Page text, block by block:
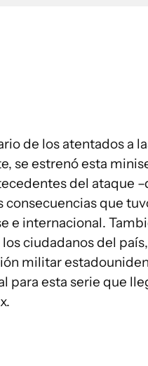
de los atentados a
se estrenó esta
del ataque
consecuencias que
e internacional.
ciudadanos del
militar
para esta serie que